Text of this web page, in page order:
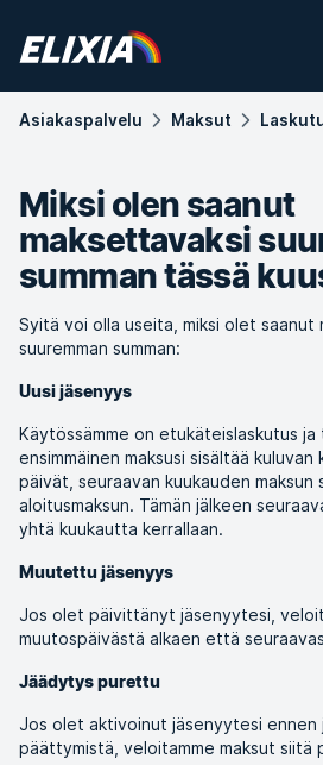
Asiakas­palvelu Maksut
Miksi olen saanut
maksettavaksi
summan tässä
Syitä voi olla useita, miksi olet saanut
suuremman summan:
Uusi jäsenyys
Käytössämme on etukäteislaskutus
ensimmäinen maksusi sisältää
päivät, seuraavan kuukauden maksun
aloitusmaksun. Tämän jälkeen
yhtä kuukautta kerrallaan.
Muutettu jäsenyys
Jos olet päivittänyt jäsenyytesi,
muutospäivästä alkaen että
Jäädytys purettu
Jos olet aktivoinut jäsenyytesi ennen
päättymistä, veloitamme maksut siitä